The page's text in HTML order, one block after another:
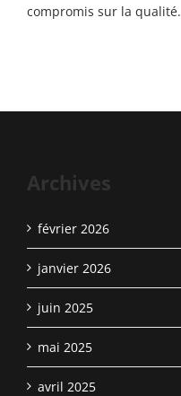
compromis sur la qualité.
Archives
février 2026
janvier 2026
juin 2025
mai 2025
avril 2025